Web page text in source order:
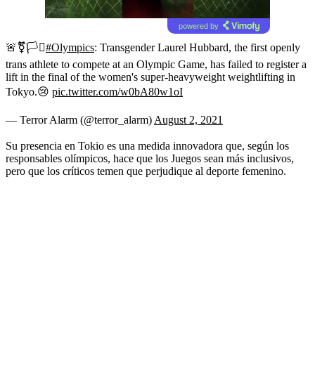
powered by
🚨⚧️🏳️‍⚧️#Olympics: Transgender Laurel Hubbard, the first openly
trans athlete to compete at an Olympic Game, has failed to register a
lift in the final of the women's super-heavyweight weightlifting in
Tokyo.😢 pic.twitter.com/w0bA80w1oI
— Terror Alarm (@terror_alarm) August 2, 2021
Su presencia en Tokio es una medida innovadora que, según los
responsables olímpicos, hace que los Juegos sean más inclusivos,
pero que los críticos temen que perjudique al deporte femenino.